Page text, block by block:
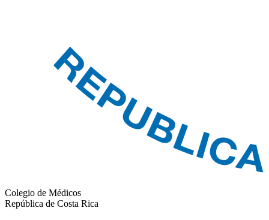
Colegio de Médicos
República de Costa Rica